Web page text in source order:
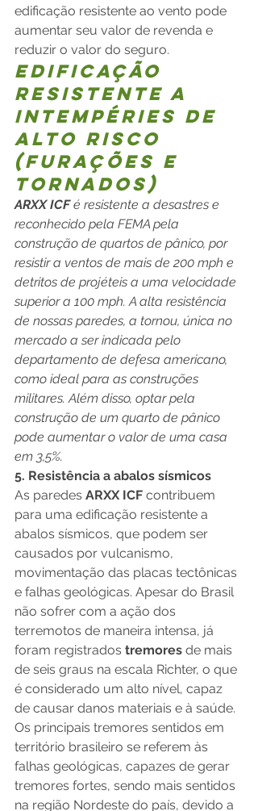
edificação resistente ao vento pode
aumentar seu valor de revenda e
reduzir o valor do seguro.
Edificação
resistente a
intempéries de
alto risco
(furações e
tornados)
ARXX ICF é resistente a desastres e
reconhecido pela FEMA pela
construção de quartos de pânico, por
resistir a ventos de mais de 200 mph e
detritos de projéteis a uma velocidade
superior a 100 mph. A alta resistência
de nossas paredes, a tornou, única no
mercado a ser indicada pelo
departamento de defesa americano,
como ideal para as construções
militares. Além disso, optar pela
construção de um quarto de pânico
pode aumentar o valor de uma casa
em 3,5%.
5. Resistência a abalos sísmicos
As paredes ARXX ICF contribuem
para uma edificação resistente a
abalos sísmicos, que podem ser
causados por vulcanismo,
movimentação das placas tectônicas
e falhas geológicas. Apesar do Brasil
não sofrer com a ação dos
terremotos de maneira intensa, já
foram registrados tremores de mais
de seis graus na escala Richter, o que
é considerado um alto nível, capaz
de causar danos materiais e à saúde.
Os principais tremores sentidos em
território brasileiro se referem às
falhas geológicas, capazes de gerar
tremores fortes, sendo mais sentidos
na região Nordeste do país, devido a